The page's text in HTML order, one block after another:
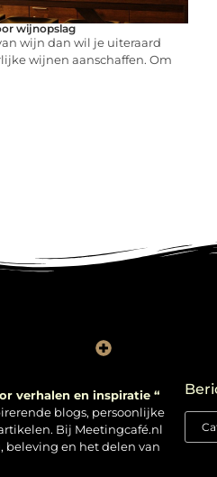
wijnopslag
wijn dan wil je uiteraard
wijnen aanschaffen. Om
verhalen en inspiratie “
blogs, persoonlijke
Bij Meetingcafé.nl
beleving en het delen van